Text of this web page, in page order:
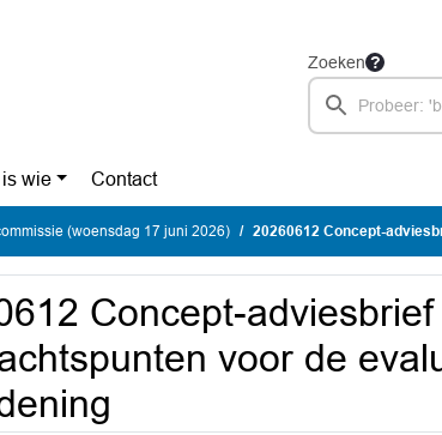
Zoeken
wie Contact
(woensdag 17 juni 2026) 20260612 Concept-adviesbrief
Concept-adviesbrief
voor de